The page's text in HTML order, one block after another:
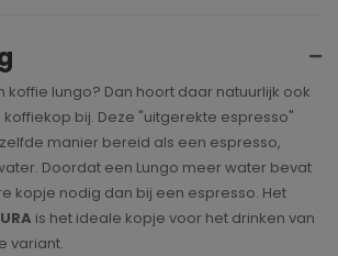
koffie lungo? Dan hoort daar natuurlijk ook
bij. Deze "uitgerekte espresso"
manier bereid als een espresso,
Doordat een Lungo meer water bevat
kopje nodig dan bij een espresso. Het
is het ideale kopje voor het drinken van
variant.